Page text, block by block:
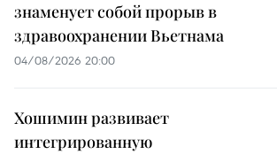
знаменует собой прорыв в
здравоохранении Вьетнама
04/08/2026 20:00
Хошимин развивает
интегрированную